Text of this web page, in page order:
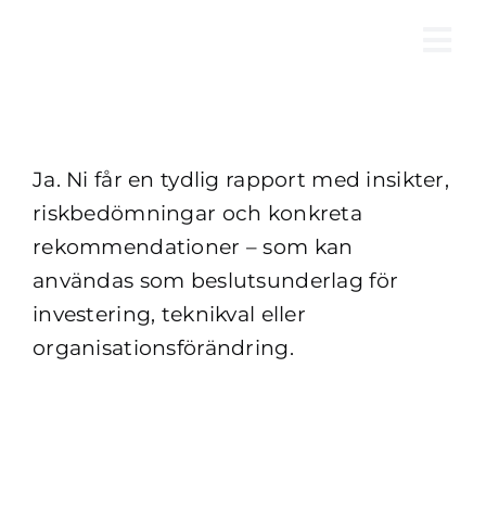
Ja. Ni får en tydlig rapport med insikter,
riskbedömningar och konkreta
rekommendationer – som kan
användas som beslutsunderlag för
investering, teknikval eller
organisationsförändring.